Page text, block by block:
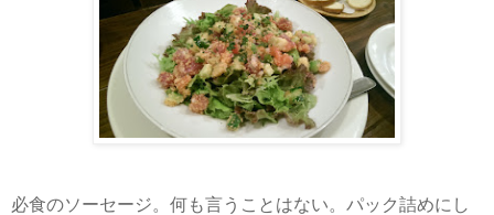
必食のソーセージ。何も言うことはない。パック詰めにし